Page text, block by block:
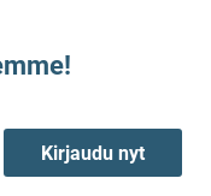
Kirjaudu nyt